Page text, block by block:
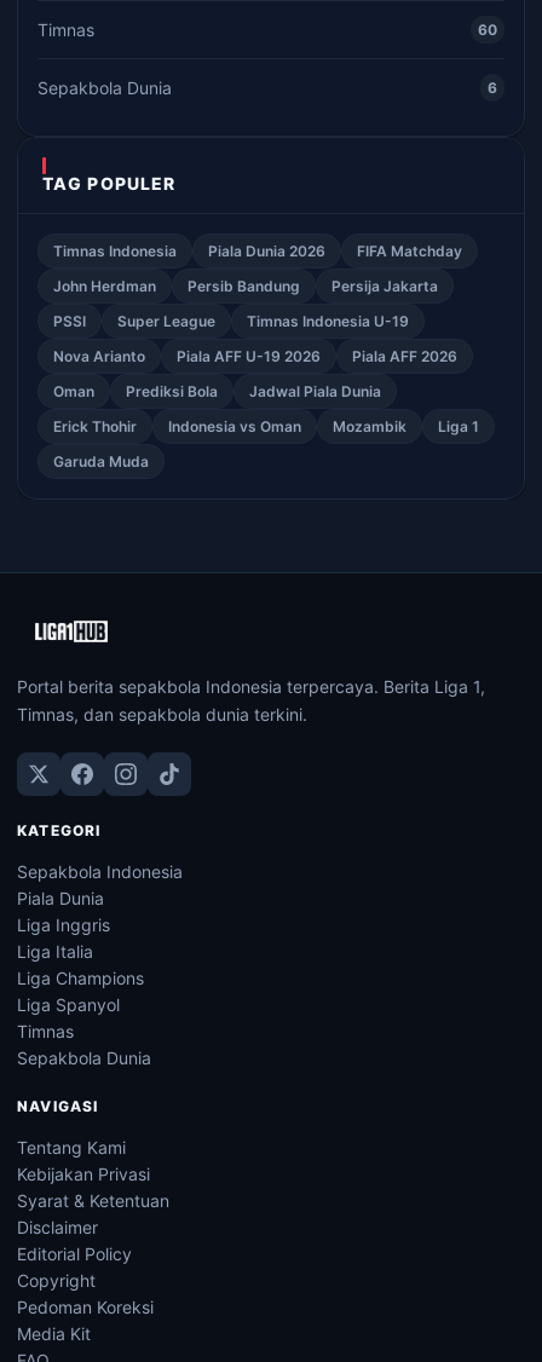
Timnas 60
Sepakbola Dunia 6
TAG POPULER
Timnas Indonesia Piala Dunia 2026
FIFA Matchday
John Herdman
Persib Bandung
Persija Jakarta
PSSI
Super League
Timnas Indonesia U-19
Nova Arianto
Piala AFF U-19 2026
Piala AFF 2026
Oman
Prediksi Bola
Jadwal Piala Dunia
Erick Thohir
Indonesia vs Oman Mozambik
Liga 1
Garuda Muda
Portal berita sepakbola Indonesia terpercaya. Berita Liga 1,
Timnas, dan sepakbola dunia terkini.
KATEGORI
Sepakbola Indonesia
Piala Dunia
Liga Inggris
Liga Italia
Liga Champions
Liga Spanyol
Timnas
Sepakbola Dunia
NAVIGASI
Tentang Kami
Kebijakan Privasi
Syarat & Ketentuan
Disclaimer
Editorial Policy
Copyright
Pedoman Koreksi
Media Kit